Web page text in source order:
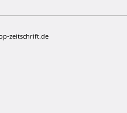
zeitschrift.de